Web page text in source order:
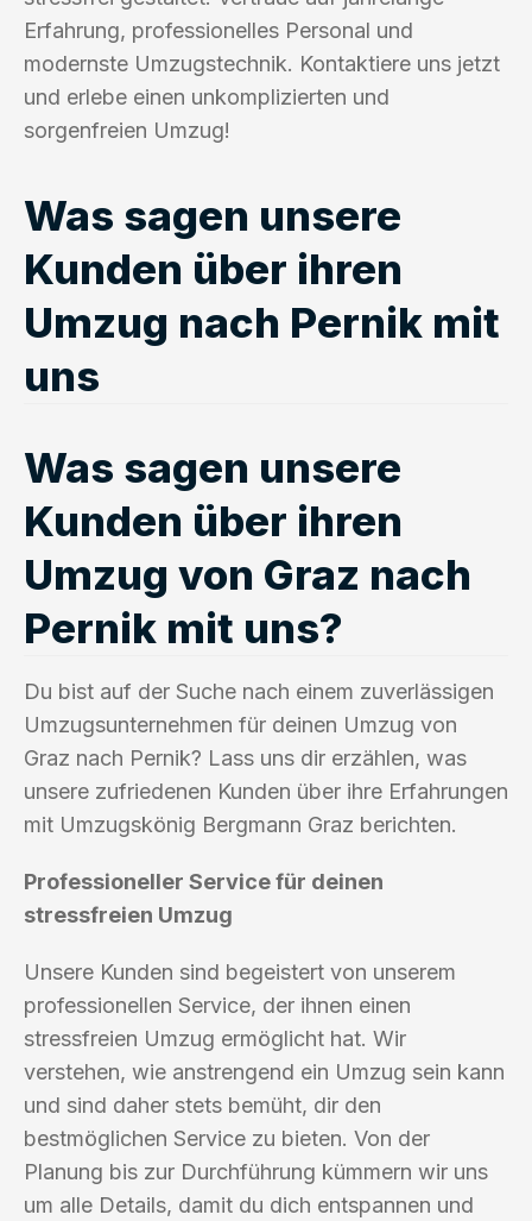
Erfahrung, professionelles Personal und
modernste Umzugstechnik. Kontaktiere uns jetzt
und erlebe einen unkomplizierten und
sorgenfreien Umzug!
Was sagen unsere
Kunden über ihren
Umzug nach Pernik mit
uns
Was sagen unsere
Kunden über ihren
Umzug von Graz nach
Pernik mit uns?
Du bist auf der Suche nach einem zuverlässigen
Umzugsunternehmen für deinen Umzug von
Graz nach Pernik? Lass uns dir erzählen, was
unsere zufriedenen Kunden über ihre Erfahrungen
mit Umzugskönig Bergmann Graz berichten.
Professioneller Service für deinen
stressfreien Umzug
Unsere Kunden sind begeistert von unserem
professionellen Service, der ihnen einen
stressfreien Umzug ermöglicht hat. Wir
verstehen, wie anstrengend ein Umzug sein kann
und sind daher stets bemüht, dir den
bestmöglichen Service zu bieten. Von der
Planung bis zur Durchführung kümmern wir uns
um alle Details, damit du dich entspannen und